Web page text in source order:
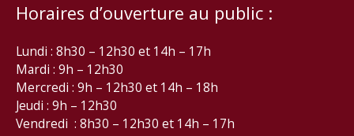
Horaires d’ouverture au public :
Lundi : 8h30 – 12h30 et 14h – 17h
Mardi : 9h – 12h30
Mercredi : 9h – 12h30 et 14h – 18h
Jeudi : 9h – 12h30
Vendredi : 8h30 – 12h30 et 14h – 17h